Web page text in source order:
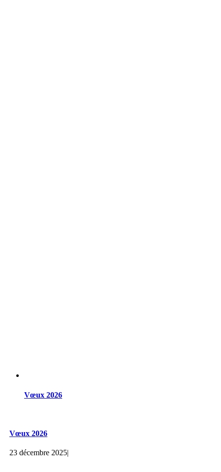
Vœux 2026
Vœux 2026
23 décembre 2025|